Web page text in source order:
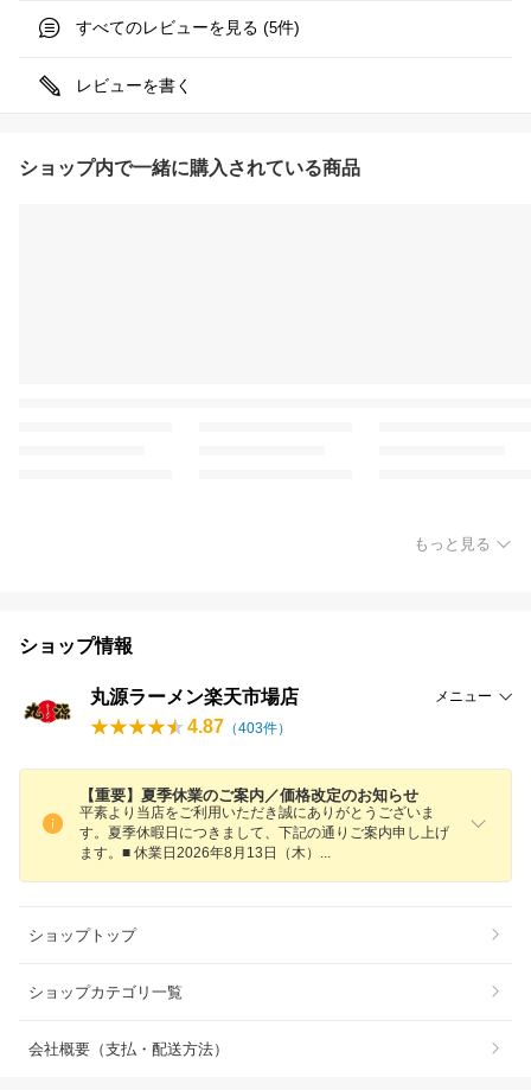
すべてのレビューを見る (5件)
レビューを書く
ショップ内で一緒に購入されている商品
もっと見る
ショップ情報
丸源ラーメン楽天市場店 メニュー
4.87 （403件）
【重要】夏季休業のご案内／価格改定のお知らせ
平素より当店をご利用いただき誠にありがとうございま
す。夏季休暇日につきまして、下記の通りご案内申し上げ
ます。■ 休業日2026年8月13日（木 ）
ショップトップ
ショップカテゴリ一覧
会社概要（支払・配送方法）